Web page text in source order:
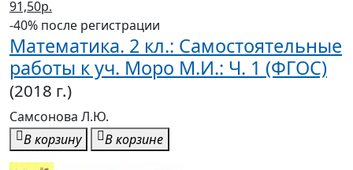
Самсонова Л.Ю.
В корзину
В корзине